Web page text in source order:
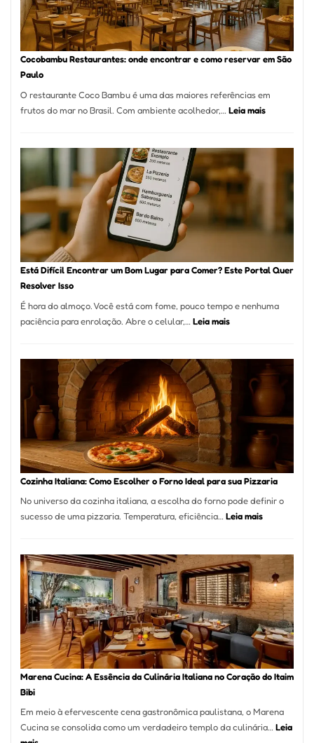
Paulo:
Um
Guia
Definitivo
Alta
Gastronomia
Cocobambu Restaurantes: onde encontrar e como reservar em São
Paulo
O restaurante Coco Bambu é uma das maiores referências em
frutos do mar no Brasil. Com ambiente acolhedor,… Leia mais:
encontrar
reservar
Paulo
Está Difícil Encontrar um Bom Lugar para Comer? Este Portal Quer
Resolver Isso
É hora do almoço. Você está com fome, pouco tempo e nenhuma
paciência para enrolação. Abre o celular,… Leia mais:
Encontrar
um
Bom
Lugar
para
Comer?
Este
Portal
Resolver
Isso
Cozinha Italiana: Como Escolher o Forno Ideal para sua Pizzaria
No universo da cozinha italiana, a escolha do forno pode definir o
sucesso de uma pizzaria. Temperatura, eficiência…Leia mais:
Como
Escolher
o
Forno
Ideal
para
sua
Pizzaria
Marena Cucina: A Essência da Culinária Italiana no Coração do Itaim
Bibi
Em meio à efervescente cena gastronômica paulistana, o Marena
Cucina se consolida como um verdadeiro templo da culinária… Leia